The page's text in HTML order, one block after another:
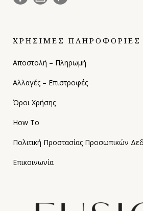
ΧΡΗΣΙΜΕΣ ΠΛΗΡΟΦΟΡΙΕΣ
Αποστολή – Πληρωμή
Αλλαγές – Επιστροφές
Όροι Χρήσης
How To
Πολιτική Προστασίας Προσωπικών
Επικοινωνία